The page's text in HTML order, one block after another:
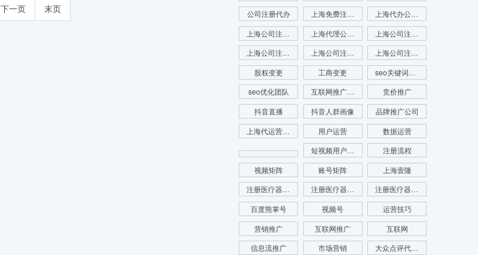
下一页 末页
公司注册代办
上海免费注册公司
上海代办公司注册
上海公司注册查名
上海代理公司注册
上海公司注册查询
上海公司注册咨询
上海公司注册代理
上海公司注册流程
股权变更
工商变更
seo关键词优化
seo优化团队
互联网推广公司
竞价推广
抖音直播
抖音人群画像
品牌推广公司
上海代运营公司
用户运营
数据运营
短视频用户画像
注册流程
视频矩阵
账号矩阵
上海壹隆
注册医疗器械公司
注册医疗器械公司代办
注册医疗器械公司电话
百度熊掌号
视频号
运营技巧
营销推广
互联网推广
互联网
信息流推广
市场营销
大众点评代运营